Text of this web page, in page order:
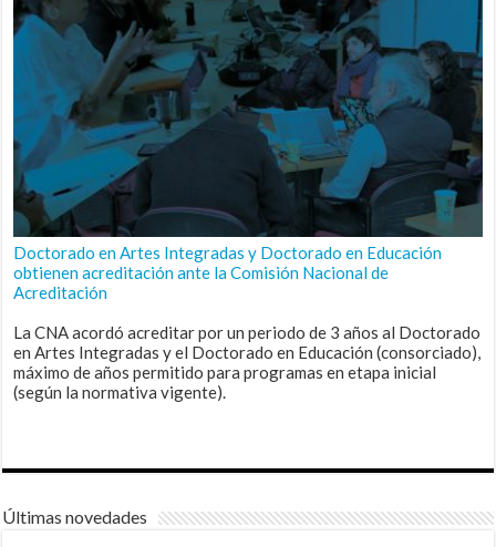
Doctorado en Artes Integradas y Doctorado en Educación
obtienen acreditación ante la Comisión Nacional de
Acreditación
La CNA acordó acreditar por un periodo de 3 años al Doctorado
en Artes Integradas y el Doctorado en Educación (consorciado),
máximo de años permitido para programas en etapa inicial
(según la normativa vigente).
Últimas novedades